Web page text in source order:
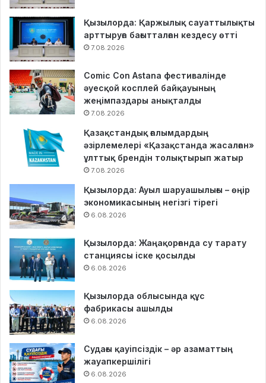
Қызылорда: Қаржылық сауаттылықты
арттыруға бағытталған кездесу өтті
7.08.2026
Comic Con Astana фестивалінде
әуесқой косплей байқауының
жеңімпаздары анықталды
7.08.2026
Қазақстандық ғалымдардың
әзірлемелері «Қазақстанда жасалған»
ұлттық брендін толықтырып жатыр
7.08.2026
Қызылорда: Ауыл шаруашылығы – өңір
экономикасының негізгі тірегі
6.08.2026
Қызылорда: Жаңақорғанда су тарату
станциясы іске қосылды
6.08.2026
Қызылорда облысында құс
фабрикасы ашылды
6.08.2026
Судағы қауіпсіздік – әр азаматтың
жауапкершілігі
6.08.2026